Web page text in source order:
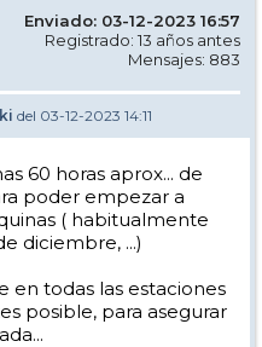
Enviado: 03-12-2023 16:57
Registrado: 13 años antes
Mensajes: 883
del 03-12-2023 14:11
60 horas aprox... de
poder empezar a
( habitualmente
diciembre, ...)
en todas las estaciones
posible, para asegurar